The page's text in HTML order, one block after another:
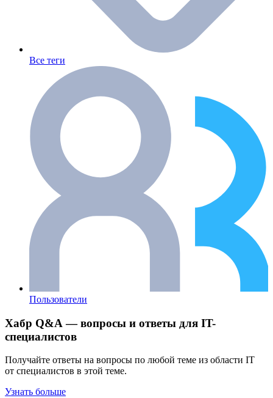
Все теги
Пользователи
Хабр Q&A — вопросы и ответы для IT-
специалистов
Получайте ответы на вопросы по любой теме из области IT
от специалистов в этой теме.
Узнать больше